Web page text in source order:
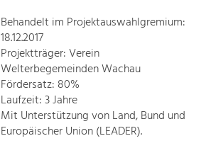
Behandelt im Projektauswahlgremium:
18.12.2017
Projektträger: Verein
Welterbegemeinden Wachau
Fördersatz: 80%
Laufzeit: 3 Jahre
Mit Unterstützung von Land, Bund und
Europäischer Union (LEADER).